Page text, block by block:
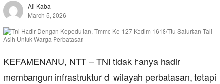
Ali Kaba
March 5, 2026
KEFAMENANU, NTT – TNI tidak hanya hadir
membangun infrastruktur di wilayah perbatasan, tetapi